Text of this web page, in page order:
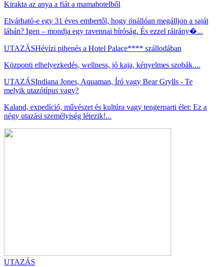
Kirakta az anya a fiát a mamahotelből
Elvárható-e egy 31 éves embertől, hogy önállóan megálljon a saját
lábán? Igen – mondja egy ravennai bíróság. És ezzel ráirány�...
UTAZÁSHévízi pihenés a Hotel Palace**** szállodában
Központi elhelyezkedés, wellness, jó kaja, kényelmes szobák....
UTAZÁSIndiana Jones, Aquaman, Író vagy Bear Grylls - Te
melyik utazótípus vagy?
Kaland, expedíció, művészet és kultúra vagy tengerparti élet: Ez a
négy utazási személyiség létezik!...
UTAZÁS